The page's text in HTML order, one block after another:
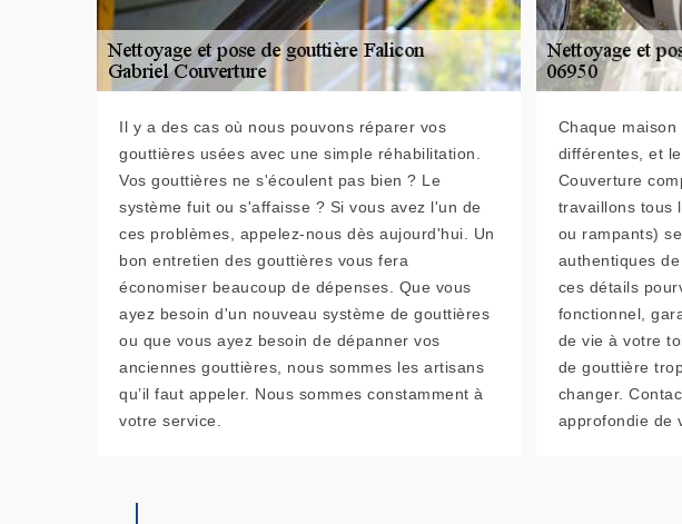
Il y a des cas où nous pouvons réparer vos
gouttières usées avec une simple réhabilitation.
Vos gouttières ne s'écoulent pas bien ? Le
système fuit ou s'affaisse ? Si vous avez l'un de
ces problèmes, appelez-nous dès aujourd'hui. Un
bon entretien des gouttières vous fera
économiser beaucoup de dépenses. Que vous
ayez besoin d'un nouveau système de gouttières
ou que vous ayez besoin de dépanner vos
anciennes gouttières, nous sommes les artisans
qu’il faut appeler. Nous sommes constamment à
votre service.
Chaque
différentes, et
Couverture
travaillons tous
ou rampants)
authentiques
ces détails
fonctionnel,
de vie à votre
de gouttière
changer.
approfondie de